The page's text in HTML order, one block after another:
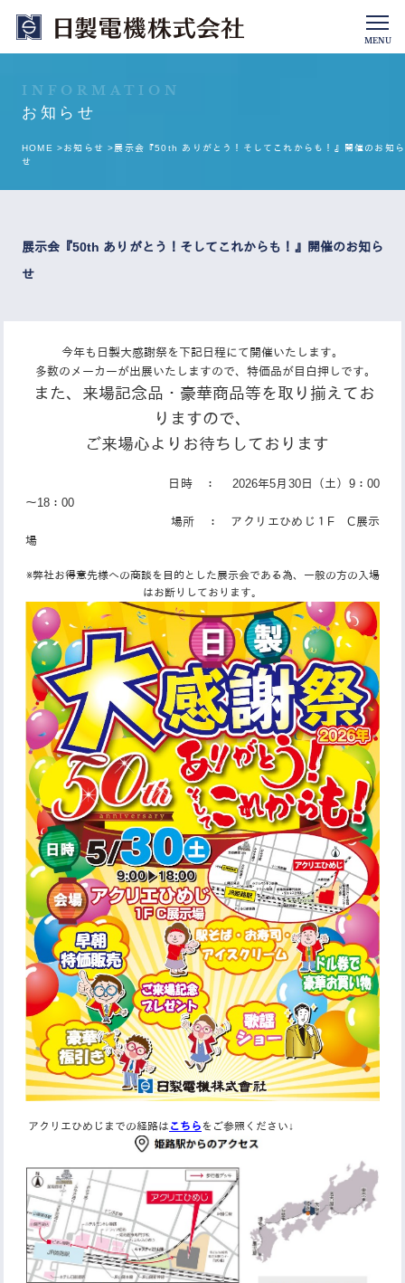
MENU
INFORMATION
お知らせ
HOME >お知らせ >展示会『50th ありがとう！そしてこれからも！』開催のお知ら
せ
展示会『50th ありがとう！そしてこれからも！』開催のお知ら
せ
今年も日製大感謝祭を下記日程にて開催いたします。
多数のメーカーが出展いたしますので、特価品が目白押しです。
また、来場記念品・豪華商品等を取り揃えてお
りますので、
ご来場心よりお待ちしております
日時 ： 2026年5月30日（土）9：00
～18：00
場所 ： アクリエひめじ１F C展示
場
※弊社お得意先様への商談を目的とした展示会である為、一般の方の入場
はお断りしております。
アクリエひめじまでの経路は こちらをご参照ください↓